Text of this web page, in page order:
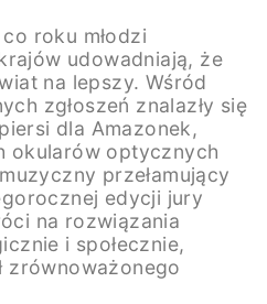
roku młodzi
udowadniają, że
na lepszy. Wśród
zgłoszeń znalazły się
dla Amazonek,
okularów optycznych
przełamujący
edycji jury
na rozwiązania
i społecznie,
zrównoważonego